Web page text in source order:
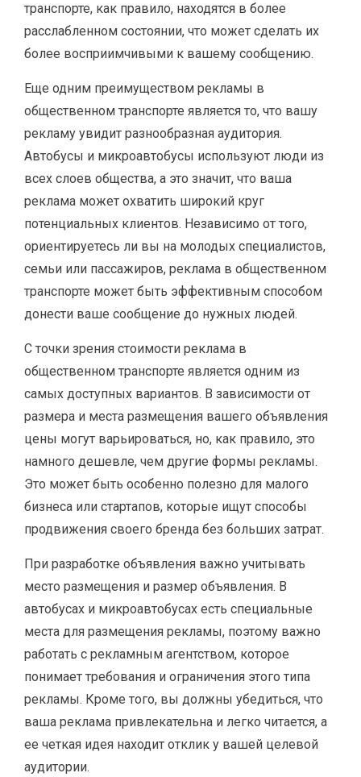
транспорте, как правило, находятся в более
расслабленном состоянии, что может сделать их
более восприимчивыми к вашему сообщению.
Еще одним преимуществом рекламы в
общественном транспорте является то, что вашу
рекламу увидит разнообразная аудитория.
Автобусы и микроавтобусы используют люди из
всех слоев общества, а это значит, что ваша
реклама может охватить широкий круг
потенциальных клиентов. Независимо от того,
ориентируетесь ли вы на молодых специалистов,
семьи или пассажиров, реклама в общественном
транспорте может быть эффективным способом
донести ваше сообщение до нужных людей.
С точки зрения стоимости реклама в
общественном транспорте является одним из
самых доступных вариантов. В зависимости от
размера и места размещения вашего объявления
цены могут варьироваться, но, как правило, это
намного дешевле, чем другие формы рекламы.
Это может быть особенно полезно для малого
бизнеса или стартапов, которые ищут способы
продвижения своего бренда без больших затрат.
При разработке объявления важно учитывать
место размещения и размер объявления. В
автобусах и микроавтобусах есть специальные
места для размещения рекламы, поэтому важно
работать с рекламным агентством, которое
понимает требования и ограничения этого типа
рекламы. Кроме того, вы должны убедиться, что
ваша реклама привлекательна и легко читается, а
ее четкая идея находит отклик у вашей целевой
аудитории.